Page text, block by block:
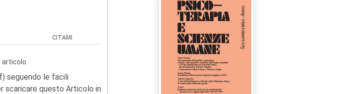
CITAMI
seguendo le facili
scaricare questo Articolo in